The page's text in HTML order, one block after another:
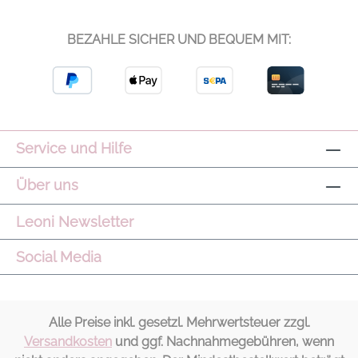
und bringt Balance in das Outfit.
Schnitt/Passform: Sehr weit geschnitten,
verkürztes Bein, leicht abgerundeter Saum,
Raw Amber Material: 100% Seide
Leichte Farbabweichungen können
entstehen können.
BEZAHLE SICHER UND BEQUEM MIT:
Service und Hilfe
Über uns
Leoni Newsletter
Social Media
Alle Preise inkl. gesetzl. Mehrwertsteuer zzgl.
Versandkosten und ggf. Nachnahmegebühren, wenn